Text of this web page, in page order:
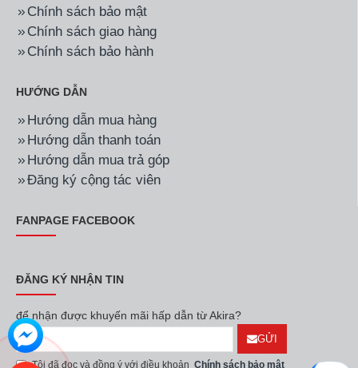
Chính sách bảo mật
Chính sách giao hàng
Chính sách bảo hành
HƯỚNG DẪN
Hướng dẫn mua hàng
Hướng dẫn thanh toán
Hướng dẫn mua trả góp
Đăng ký cộng tác viên
FANPAGE FACEBOOK
ĐĂNG KÝ NHẬN TIN
để nhận được khuyến mãi hấp dẫn từ Akira?
GỬI
Tôi đã đọc và đồng ý với điều khoản Chính sách bảo mật